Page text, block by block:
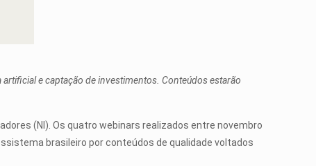
e captação de investimentos. Conteúdos estarão
(NI). Os quatro webinars realizados entre novembro
brasileiro por conteúdos de qualidade voltados